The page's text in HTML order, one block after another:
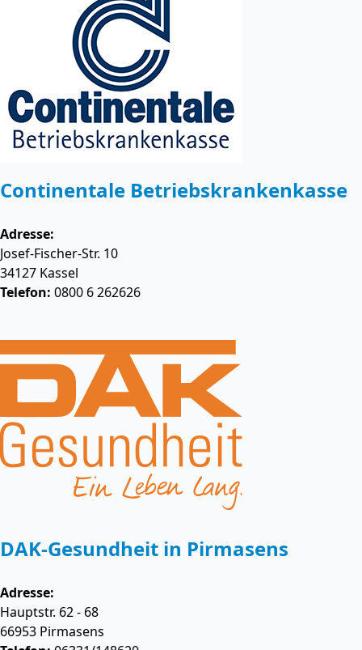
Continentale Betriebskrankenkasse
Adresse:
Josef-Fischer-Str. 10
34127 Kassel
Telefon: 0800 6 262626
DAK-Gesundheit in Pirmasens
Adresse:
Hauptstr. 62 - 68
66953 Pirmasens